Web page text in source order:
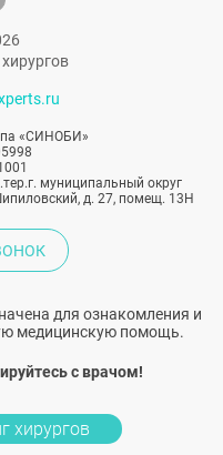
«СИНОБИ»
муниципальный округ
д. 27, помещ. 13Н
для ознакомления и
медицинскую помощь.
с врачом!
хирургов